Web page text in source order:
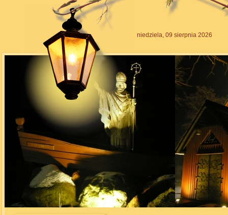
niedziela, 09 sierpnia 2026